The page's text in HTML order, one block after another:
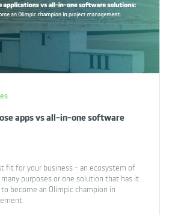
apps vs all-in-one software
fit for your business - an ecosystem of
purposes or one solution that has it
become an Olimpic champion in